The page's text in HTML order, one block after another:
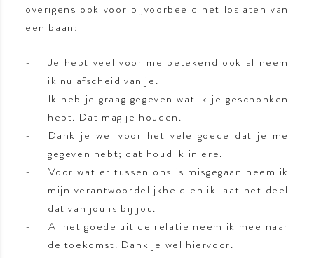
overigens ook voor bijvoorbeeld het loslaten van
een baan:
Je hebt veel voor me betekend ook al neem
ik nu afscheid van je.
Ik heb je graag gegeven wat ik je geschonken
hebt. Dat mag je houden.
Dank je wel voor het vele goede dat je me
gegeven hebt; dat houd ik in ere.
Voor wat er tussen ons is misgegaan neem ik
mijn verantwoordelijkheid en ik laat het deel
dat van jou is bij jou.
Al het goede uit de relatie neem ik mee naar
de toekomst. Dank je wel hiervoor.